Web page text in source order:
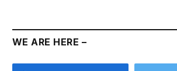
WE ARE HERE –